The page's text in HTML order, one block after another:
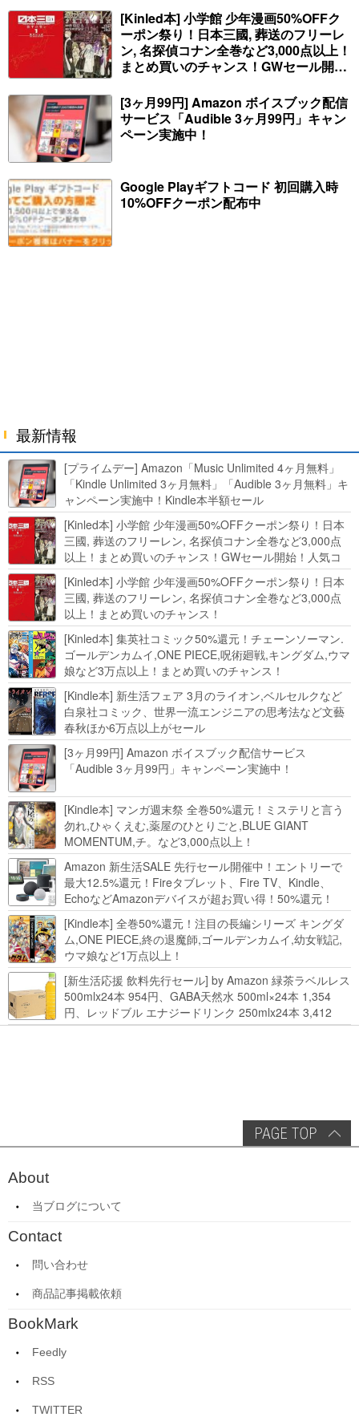
[Kinled本] 小学館 少年漫画50%OFFク
ーポン祭り！日本三國, 葬送のフリーレ
ン, 名探偵コナン全巻など3,000点以上！
まとめ買いのチャンス！GWセール開
関連本がセールに！
[3ヶ月99円] Amazon ボイスブック配信
サービス「Audible 3ヶ月99円」キャン
ペーン実施中！
Google Playギフトコード 初回購入時
10%OFFクーポン配布中
最新情報
[プライムデー] Amazon「Music Unlimited 4ヶ月無料」
「Kindle Unlimited 3ヶ月無料」「Audible 3ヶ月無料」キ
ャンペーン実施中！Kindle本半額セール
HUNTER×HUNTERなど集英社、無職転生,幼女戦記など
KADOKAWA、キャプテン翼100円セールも！
[Kinled本] 小学館 少年漫画50%OFFクーポン祭り！日本
三國, 葬送のフリーレン, 名探偵コナン全巻など3,000点
以上！まとめ買いのチャンス！GWセール開始！人気コ
ミック多数 カドカワ祭やIT関連本がセールに！
[Kinled本] 小学館 少年漫画50%OFFクーポン祭り！日本
三國, 葬送のフリーレン, 名探偵コナン全巻など3,000点
以上！まとめ買いのチャンス！
[Kinled本] 集英社コミック50%還元！チェーンソーマン.
ゴールデンカムイ,ONE PIECE,呪術廻戦,キングダム,ウマ
娘など3万点以上！まとめ買いのチャンス！
[Kindle本] 新生活フェア 3月のライオン,ベルセルクなど
白泉社コミック、世界一流エンジニアの思考法など文藝
春秋ほか6万点以上がセール
[3ヶ月99円] Amazon ボイスブック配信サービス
「Audible 3ヶ月99円」キャンペーン実施中！
[Kindle本] マンガ週末祭 全巻50%還元！ミステリと言う
勿れ,ひゃくえむ,薬屋のひとりごと,BLUE GIANT
MOMENTUM,チ。など3,000点以上！
Amazon 新生活SALE 先行セール開催中！エントリーで
最大12.5%還元！Fireタブレット、Fire TV、Kindle、
EchoなどAmazonデバイスが超お買い得！50%還元！
Kindle本 新生活フェアなど！
[Kindle本] 全巻50%還元！注目の長編シリーズ キングダ
ム,ONE PIECE,終の退魔師,ゴールデンカムイ,幼女戦記,
ウマ娘など1万点以上！
[新生活応援 飲料先行セール] by Amazon 緑茶ラベルレス
500mlx24本 954円、GABA天然水 500ml×24本 1,354
円、レッドブル エナジードリンク 250mlx24本 3,412
円、い･ろ･は･す 2L×8本 846円など飲料セール
About
当ブログについて
Contact
問い合わせ
商品記事掲載依頼
BookMark
Feedly
RSS
TWITTER